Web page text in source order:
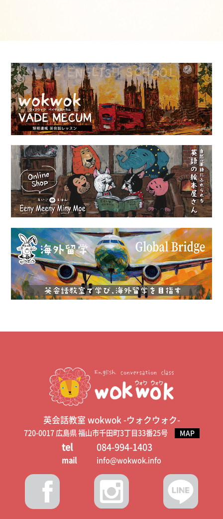
英会話教室 wokwok -ウォクウォク-
720-0017 広島県 福山市千田町3丁目33番25号 MAP
tel 084-994-1403
mail info@wokwok.info